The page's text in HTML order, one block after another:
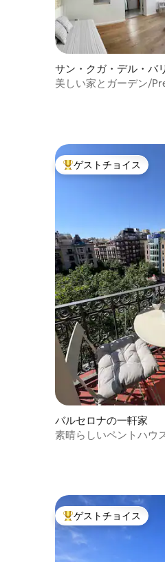
サン・クガ・デル・バ
スの一軒家
美しい家とガーデン/
大好評のゲストチョイ
ゲストチョイス
バルセロナの一軒家
素晴らしいペントハウ
大好評のゲストチョイ
ゲストチョイス